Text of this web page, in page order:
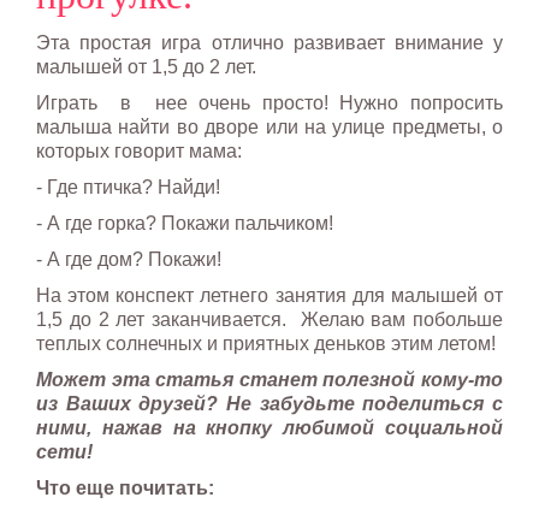
Эта простая игра отлично развивает внимание у
малышей от 1,5 до 2 лет.
Играть в нее очень просто! Нужно попросить
малыша найти во дворе или на улице предметы, о
которых говорит мама:
- Где птичка? Найди!
- А где горка? Покажи пальчиком!
- А где дом? Покажи!
На этом конспект летнего занятия для малышей от
1,5 до 2 лет заканчивается. Желаю вам побольше
теплых солнечных и приятных деньков этим летом!
Может эта статья станет полезной кому-то
из Ваших друзей? Не забудьте поделиться с
ними, нажав на кнопку любимой социальной
сети!
Что еще почитать: